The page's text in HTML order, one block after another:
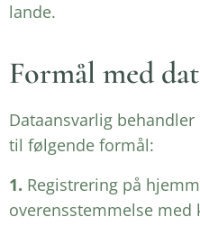
lande.
Formål med
Dataansvarlig
til følgende formål:
1. Registrering på
overensstemmelse med